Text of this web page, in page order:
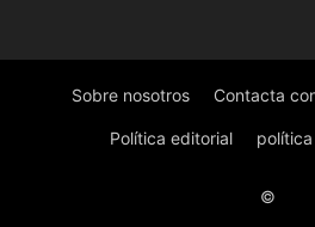
Sobre nosotros Contacta
Política editorial
©